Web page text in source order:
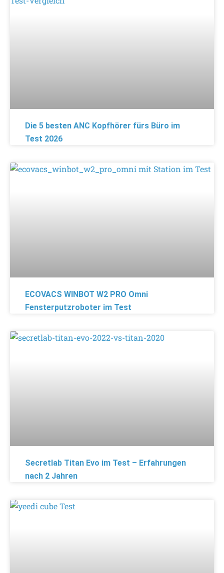
Die 5 besten ANC Kopfhörer fürs Büro im
Test 2026
ECOVACS WINBOT W2 PRO Omni
Fensterputzroboter im Test
Secretlab Titan Evo im Test – Erfahrungen
nach 2 Jahren